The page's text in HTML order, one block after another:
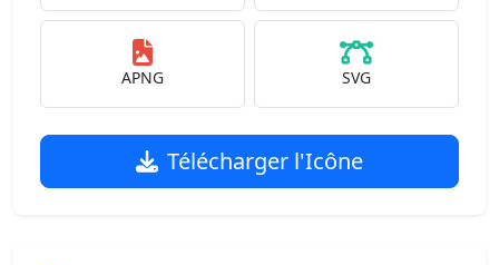
APNG SVG
Télécharger l'Icône